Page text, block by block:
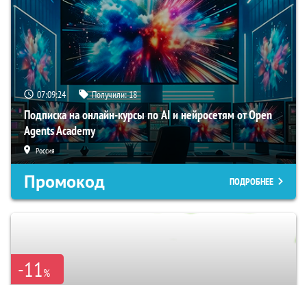
07:09:23 Получили:18
Подписка на онлайн-курсы по AI и нейросетям от Open
Agents Academy
Россия
Промокод ПОДРОБНЕЕ
-11%